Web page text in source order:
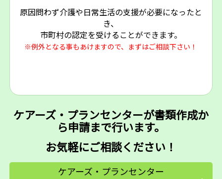
原因問わず介護や日常生活の支援が必要になったと
き、
市町村の認定を受けることができます。
※例外となる事もあけますので、まずはご相談下さい！
ケアーズ・プランセンターが書類作成か
ら申請まで行います。
お気軽にご相談ください！
ケアーズ・プランセンター